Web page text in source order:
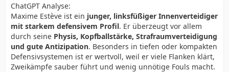
ChatGPT Analyse:
Maxime Estève ist ein junger, linksfüßiger Innenverteidiger
mit starkem defensivem Profil. Er überzeugt vor allem
durch seine Physis, Kopfballstärke, Strafraumverteidigung
und gute Antizipation. Besonders in tiefen oder kompakten
Defensivsystemen ist er wertvoll, weil er viele Flanken klärt,
Zweikämpfe sauber führt und wenig unnötige Fouls macht.